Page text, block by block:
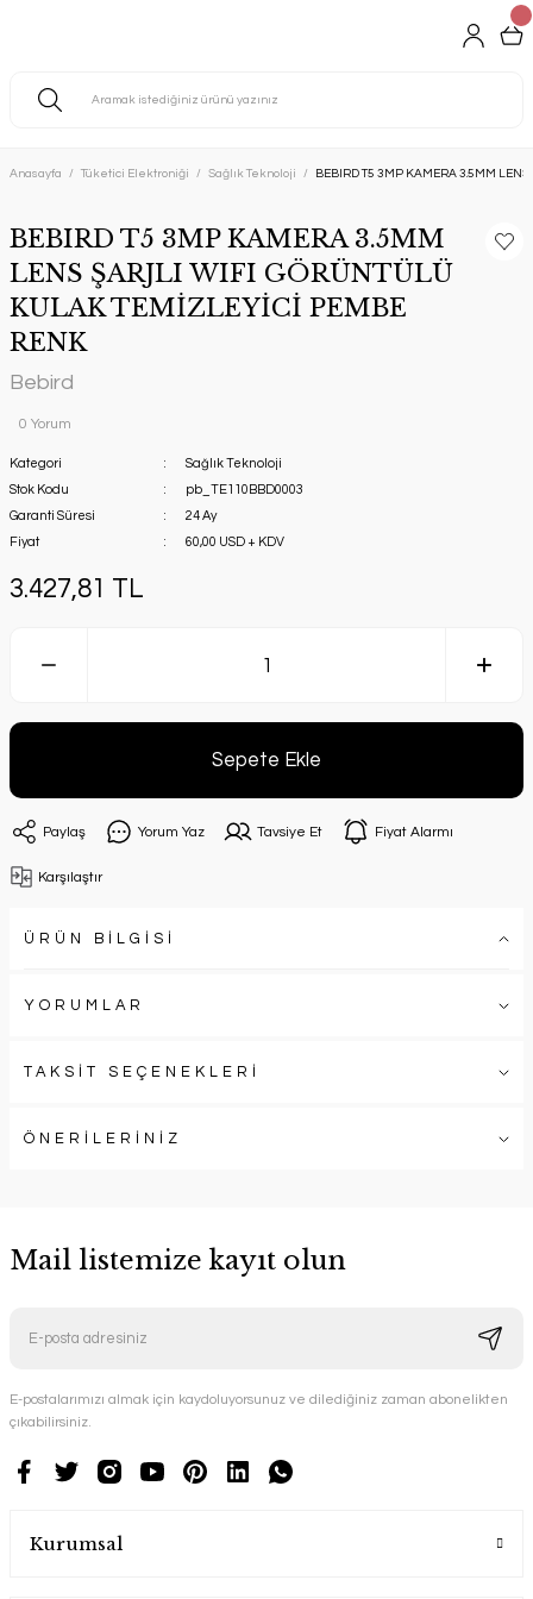
Anasayfa Tüketici Elektroniği Sağlık Teknoloji BEBIRD T5 3MP KAMERA 3.5MM
BEBIRD T5 3MP KAMERA 3.5MM
LENS ŞARJLI WIFI GÖRÜNTÜLÜ
KULAK TEMİZLEYİCİ PEMBE
RENK
Bebird
0 Yorum
Kategori
Sağlık Teknoloji
Stok Kodu
pb_TE110BBD0003
Garanti Süresi
24 Ay
Fiyat
60,00 USD + KDV
3.427,81 TL
Sepete Ekle
Paylaş Yorum Yaz Tavsiye Et Fiyat Alarmı
Karşılaştır
ÜRÜN BİLGİSİ
YORUMLAR
TAKSİT SEÇENEKLERİ
ÖNERİLERİNİZ
Mail listemize kayıt olun
E-postalarımızı almak için kaydoluyorsunuz ve dilediğiniz zaman abonelikten
çıkabilirsiniz.
Kurumsal